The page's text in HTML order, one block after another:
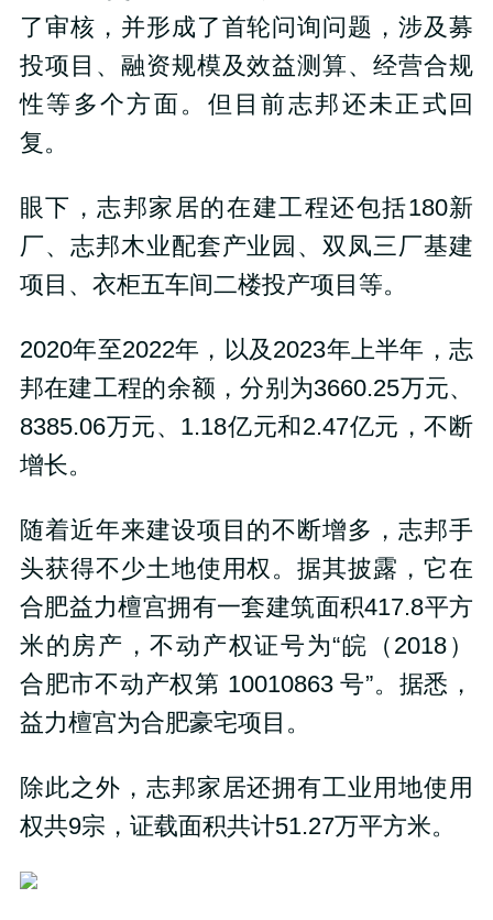
了审核，并形成了首轮问询问题，涉及募
投项目、融资规模及效益测算、经营合规
性等多个方面。但目前志邦还未正式回
复。
眼下，志邦家居的在建工程还包括180新
厂、志邦木业配套产业园、双凤三厂基建
项目、衣柜五车间二楼投产项目等。
2020年至2022年，以及2023年上半年，志
邦在建工程的余额，分别为3660.25万元、
8385.06万元、1.18亿元和2.47亿元，不断
增长。
随着近年来建设项目的不断增多，志邦手
头获得不少土地使用权。据其披露，它在
合肥益力檀宫拥有一套建筑面积417.8平方
米的房产，不动产权证号为“皖（2018）
合肥市不动产权第 10010863 号”。据悉，
益力檀宫为合肥豪宅项目。
除此之外，志邦家居还拥有工业用地使用
权共9宗，证载面积共计51.27万平方米。